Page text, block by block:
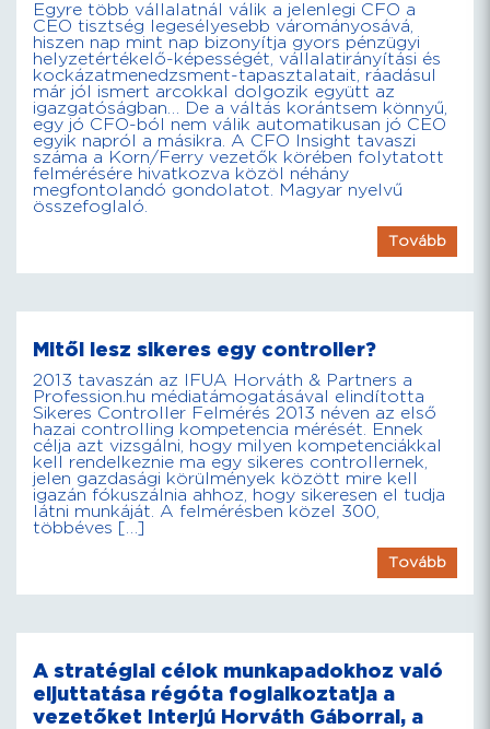
Egyre több vállalatnál válik a jelenlegi CFO a
CEO tisztség legesélyesebb várományosává,
hiszen nap mint nap bizonyítja gyors pénzügyi
helyzetértékelő-képességét, vállalatirányítási és
kockázatmenedzsment-tapasztalatait, ráadásul
már jól ismert arcokkal dolgozik együtt az
igazgatóságban… De a váltás korántsem könnyű,
egy jó CFO-ból nem válik automatikusan jó CEO
egyik napról a másikra. A CFO Insight tavaszi
száma a Korn/Ferry vezetők körében folytatott
felmérésére hivatkozva közöl néhány
megfontolandó gondolatot. Magyar nyelvű
összefoglaló.
Tovább
Mitől lesz sikeres egy controller?
2013 tavaszán az IFUA Horváth & Partners a
Profession.hu médiatámogatásával elindította
Sikeres Controller Felmérés 2013 néven az első
hazai controlling kompetencia mérését. Ennek
célja azt vizsgálni, hogy milyen kompetenciákkal
kell rendelkeznie ma egy sikeres controllernek,
jelen gazdasági körülmények között mire kell
igazán fókuszálnia ahhoz, hogy sikeresen el tudja
látni munkáját. A felmérésben közel 300,
többéves […]
Tovább
A stratégiai célok munkapadokhoz való
eljuttatása régóta foglalkoztatja a
vezetőket Interjú Horváth Gáborral, a